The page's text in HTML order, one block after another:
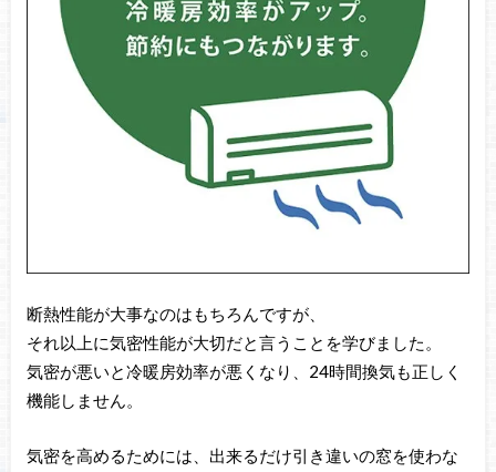
断熱性能が大事なのはもちろんですが、
それ以上に気密性能が大切だと言うことを学びました。
気密が悪いと冷暖房効率が悪くなり、24時間換気も正しく
機能しません。
気密を高めるためには、出来るだけ引き違いの窓を使わな